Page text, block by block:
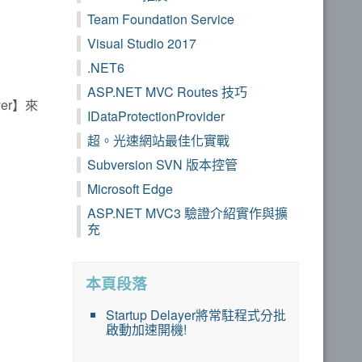
】來
Team Foundation Service
Visual Studio 2017
.NET6
ASP.NET MVC Routes 技巧
IDataProtectionProvider
超。光速網站最佳化實戰
Subversion SVN 版本控管
Microsoft Edge
ASP.NET MVC3 驗證介紹實作與擴
充
本頁段落
Startup Delayer將常駐程式分批
啟動加速開機!